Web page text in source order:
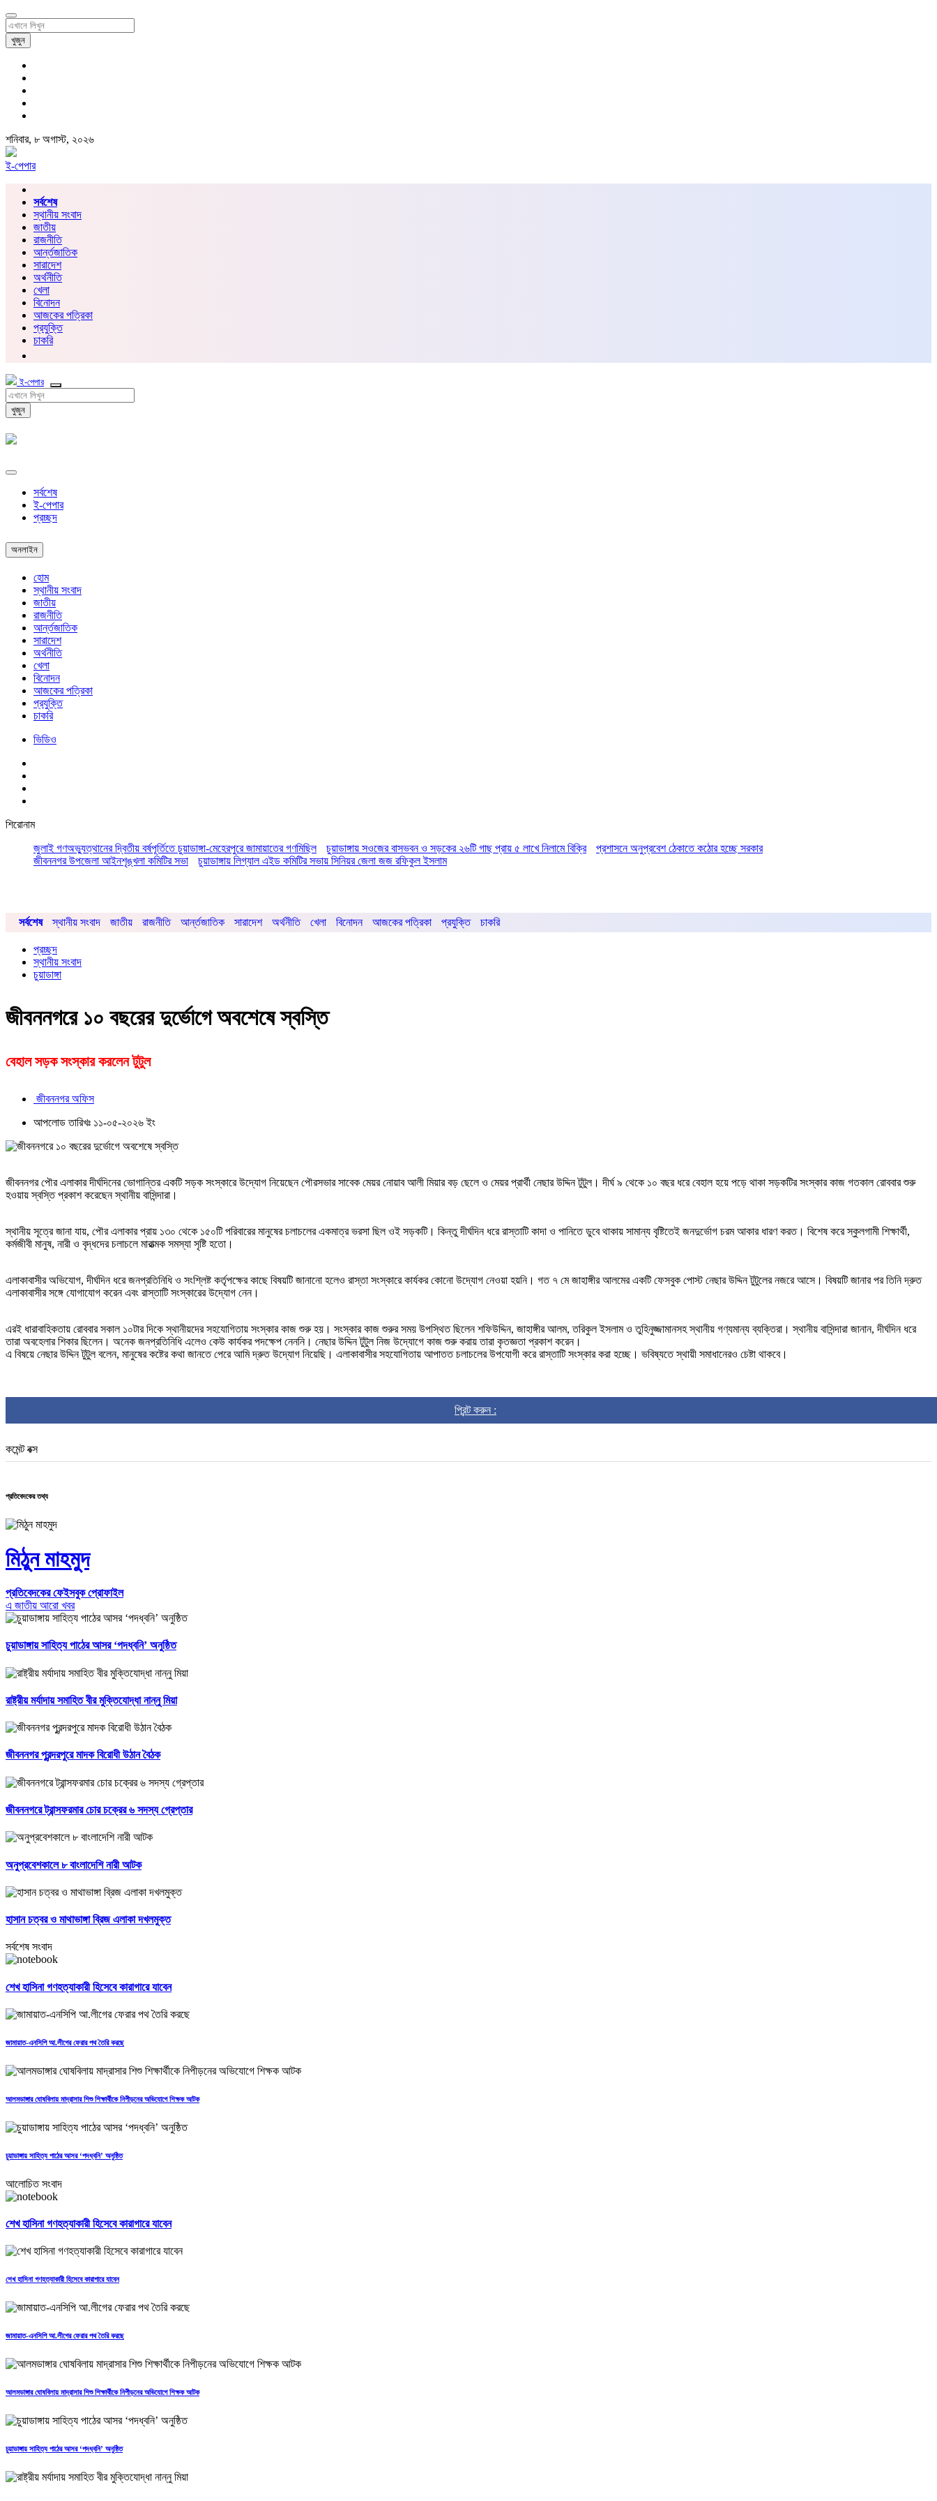
খুজুন
শনিবার, ৮ অগাস্ট, ২০২৬
ই-পেপার
সর্বশেষ
স্থানীয় সংবাদ
জাতীয়
রাজনীতি
আর্ন্তজাতিক
সারাদেশ
অর্থনীতি
খেলা
বিনোদন
আজকের পত্রিকা
প্রযুক্তি
চাকরি
ই-পেপার
খুজুন
সর্বশেষ
ই-পেপার
প্রচ্ছদ
অনলাইন
হোম
স্থানীয় সংবাদ
জাতীয়
রাজনীতি
আর্ন্তজাতিক
সারাদেশ
অর্থনীতি
খেলা
বিনোদন
আজকের পত্রিকা
প্রযুক্তি
চাকরি
ভিডিও
শিরোনাম
জুলাই গণঅভ্যুত্থানের দ্বিতীয় বর্ষপূর্তিতে চুয়াডাঙ্গা-মেহেরপুরে জামায়াতের গণমিছিল
চুয়াডাঙ্গায় সওজের বাসভবন ও সড়কের ২৬টি গাছ প্রায় ৫ লাখে নিলামে বিক্রি
প্রশাসনে অনুপ্রবেশ ঠেকাতে কঠোর হচ্ছে সরকার
জীবননগর উপজেলা আইনশৃঙ্খলা কমিটির সভা
চুয়াডাঙ্গায় লিগ্যাল এইড কমিটির সভায় সিনিয়র জেলা জজ রফিকুল ইসলাম
সর্বশেষ স্থানীয় সংবাদ জাতীয় রাজনীতি আর্ন্তজাতিক সারাদেশ অর্থনীতি খেলা বিনোদন আজকের পত্রিকা প্রযুক্তি চাকরি
প্রচ্ছদ
স্থানীয় সংবাদ
চুয়াডাঙ্গা
জীবননগরে ১০ বছরের দুর্ভোগে অবশেষে স্বস্তি
বেহাল সড়ক সংস্কার করলেন টুটুল
জীবননগর অফিস
আপলোড তারিখঃ ১১-০৫-২০২৬ ইং
জীবননগর পৌর এলাকার দীর্ঘদিনের ভোগান্তির একটি সড়ক সংস্কারে উদ্যোগ নিয়েছেন পৌরসভার সাবেক মেয়র নোয়াব আলী মিয়ার বড় ছেলে ও মেয়র প্রার্থী নেছার উদ্দিন টুটুল। দীর্ঘ ৯ থেকে ১০ বছর ধরে বেহাল হয়ে পড়ে থাকা সড়কটির সংস্কার কাজ গতকাল রোববার শুরু
হওয়ায় স্বস্তি প্রকাশ করেছেন স্থানীয় বাসিন্দারা।
স্থানীয় সূত্রে জানা যায়, পৌর এলাকার প্রায় ১৩০ থেকে ১৫০টি পরিবারের মানুষের চলাচলের একমাত্র ভরসা ছিল ওই সড়কটি। কিন্তু দীর্ঘদিন ধরে রাস্তাটি কাদা ও পানিতে ডুবে থাকায় সামান্য বৃষ্টিতেই জনদুর্ভোগ চরম আকার ধারণ করত। বিশেষ করে স্কুলগামী শিক্ষার্থী,
কর্মজীবী মানুষ, নারী ও বৃদ্ধদের চলাচলে মারাত্মক সমস্যা সৃষ্টি হতো।
এলাকাবাসীর অভিযোগ, দীর্ঘদিন ধরে জনপ্রতিনিধি ও সংশ্লিষ্ট কর্তৃপক্ষের কাছে বিষয়টি জানানো হলেও রাস্তা সংস্কারে কার্যকর কোনো উদ্যোগ নেওয়া হয়নি। গত ৭ মে জাহাঙ্গীর আলমের একটি ফেসবুক পোস্ট নেছার উদ্দিন টুটুলের নজরে আসে। বিষয়টি জানার পর তিনি দ্রুত
এলাকাবাসীর সঙ্গে যোগাযোগ করেন এবং রাস্তাটি সংস্কারের উদ্যোগ নেন।
এরই ধারাবাহিকতায় রোববার সকাল ১০টার দিকে স্থানীয়দের সহযোগিতায় সংস্কার কাজ শুরু হয়। সংস্কার কাজ শুরুর সময় উপস্থিত ছিলেন শফিউদ্দিন, জাহাঙ্গীর আলম, তরিকুল ইসলাম ও তুহিনুজ্জামানসহ স্থানীয় গণ্যমান্য ব্যক্তিরা। স্থানীয় বাসিন্দারা জানান, দীর্ঘদিন ধরে
তারা অবহেলার শিকার ছিলেন। অনেক জনপ্রতিনিধি এলেও কেউ কার্যকর পদক্ষেপ নেননি। নেছার উদ্দিন টুটুল নিজ উদ্যোগে কাজ শুরু করায় তারা কৃতজ্ঞতা প্রকাশ করেন।
এ বিষয়ে নেছার উদ্দিন টুটুল বলেন, মানুষের কষ্টের কথা জানতে পেরে আমি দ্রুত উদ্যোগ নিয়েছি। এলাকাবাসীর সহযোগিতায় আপাতত চলাচলের উপযোগী করে রাস্তাটি সংস্কার করা হচ্ছে। ভবিষ্যতে স্থায়ী সমাধানেরও চেষ্টা থাকবে।
প্রিন্ট করুন :
কমেন্ট বক্স
প্রতিবেদকের তথ্য
মিঠুন মাহমুদ
প্রতিবেদকের ফেইসবুক প্রোফাইল
এ জাতীয় আরো খবর
চুয়াডাঙ্গায় সাহিত্য পাঠের আসর ‘পদধ্বনি’ অনুষ্ঠিত
রাষ্ট্রীয় মর্যাদায় সমাহিত বীর মুক্তিযোদ্ধা নান্নু মিয়া
জীবননগর পুরন্দরপুরে মাদক বিরোধী উঠান বৈঠক
জীবননগরে ট্রান্সফরমার চোর চক্রের ৬ সদস্য গ্রেপ্তার
অনুপ্রবেশকালে ৮ বাংলাদেশি নারী আটক
হাসান চত্বর ও মাথাভাঙ্গা ব্রিজ এলাকা দখলমুক্ত
সর্বশেষ সংবাদ
শেখ হাসিনা গণহত্যাকারী হিসেবে কারাগারে যাবেন
জামায়াত-এনসিপি আ.লীগের ফেরার পথ তৈরি করছে
আলমডাঙ্গার ঘোষবিলায় মাদ্রাসার শিশু শিক্ষার্থীকে নিপীড়নের অভিযোগে শিক্ষক আটক
চুয়াডাঙ্গায় সাহিত্য পাঠের আসর ‘পদধ্বনি’ অনুষ্ঠিত
আলোচিত সংবাদ
শেখ হাসিনা গণহত্যাকারী হিসেবে কারাগারে যাবেন
শেখ হাসিনা গণহত্যাকারী হিসেবে কারাগারে যাবেন
জামায়াত-এনসিপি আ.লীগের ফেরার পথ তৈরি করছে
আলমডাঙ্গার ঘোষবিলায় মাদ্রাসার শিশু শিক্ষার্থীকে নিপীড়নের অভিযোগে শিক্ষক আটক
চুয়াডাঙ্গায় সাহিত্য পাঠের আসর ‘পদধ্বনি’ অনুষ্ঠিত